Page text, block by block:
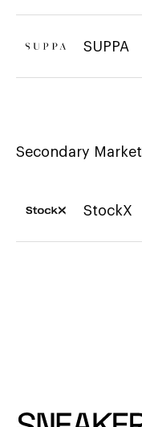
SUPPA
Secondary Market
StockX